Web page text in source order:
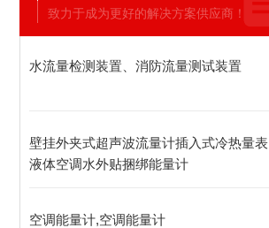
致力于成为更好的解决方案供应商！
水流量检测装置、消防流量测试装置
壁挂外夹式超声波流量计插入式冷热量表
液体空调水外贴捆绑能量计
空调能量计,空调能量计